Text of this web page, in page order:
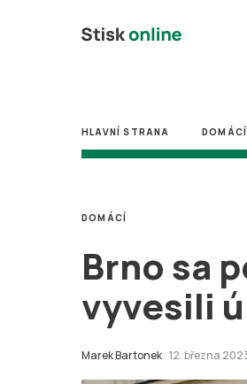
HLAVNÍ STRANA DOMÁCÍ
Brno sa
vyvesili
Marek Bartonek 12. března
DOMÁCÍ